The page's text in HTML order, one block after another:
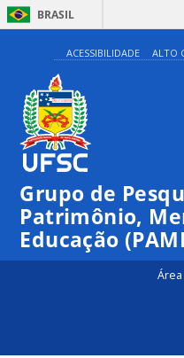
BRASIL
ACESSIBILIDADE ALTO
Grupo de
Patrimônio,
Educação